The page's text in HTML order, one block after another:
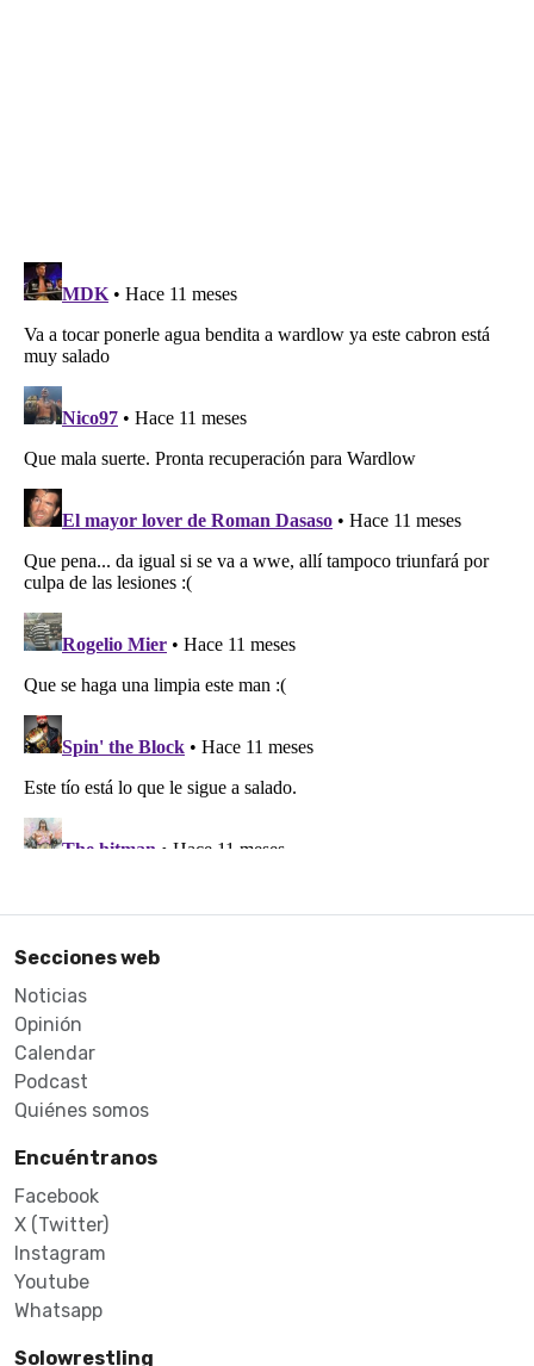
Secciones web
Noticias
Opinión
Calendar
Podcast
Quiénes somos
Encuéntranos
Facebook
X (Twitter)
Instagram
Youtube
Whatsapp
Solowrestling